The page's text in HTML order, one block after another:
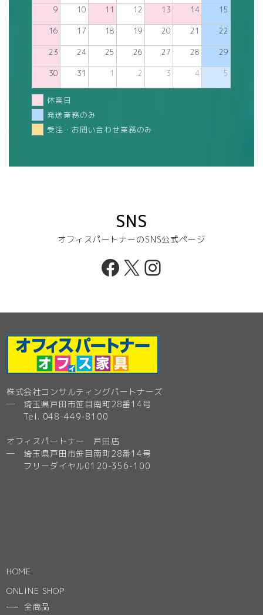
9 10 11 12 13 14 15
16 17 18 19 20 21 22
23 24 25 26 27 28 29
30 31 1 2 3 4 5
休業日
発送業務のみ
受注・お問い合わせ業務のみ
SNS
オフィスパートナーのSNS公式ページ
Facebook
X Instagram
株式会社コンサルティングパートナーズ
─ 埼玉県戸田市笹目南町28番14号
Tel. 048-449-8100
オフィスパートナー 戸田店
─ 埼玉県戸田市笹目南町28番14号
フリーダイヤル0120-356-100
HOME
ONLINE SHOP
全商品